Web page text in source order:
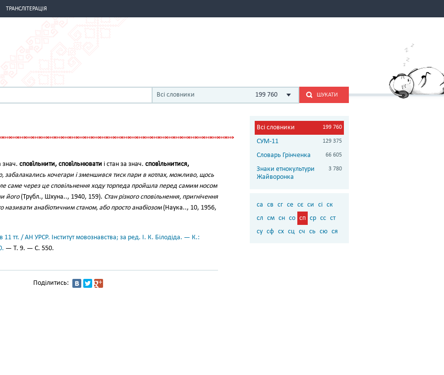
ТРАНСЛІТЕРАЦІЯ
Всі словники 199 760 ШУКАТИ
знач. спові́льнити, спові́льнювати і стан за знач. спові́льнитися,
кочегари і зменшився тиск пари в котлах, можливо, щось
саме через це сповільнення ходу торпеда пройшла перед самим носом
його(Трубл., Шхуна.., 1940, 159). Стан різкого сповільнення, пригнічення
називати анабіотичним станом, або просто анабіозом(Наука.., 10, 1956,
11 тт. / АН УРСР. Інститут мовознавства; за ред. І. К. Білодіда. — К.:
— Т. 9. — С. 550.
Поділитись:
Всі словники 199 760
СУМ-11 129 375
Словарь Грінченка 66 605
Знаки етнокультури
Жайворонка
3 780
са св сг се сє си сі ск
сл см сн со сп ср сс ст
су сф сх сц сч сь сю ся